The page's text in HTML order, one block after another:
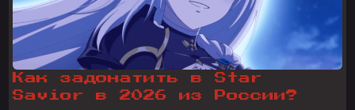
Как задонатить в Star
Savior в 2026 из России?